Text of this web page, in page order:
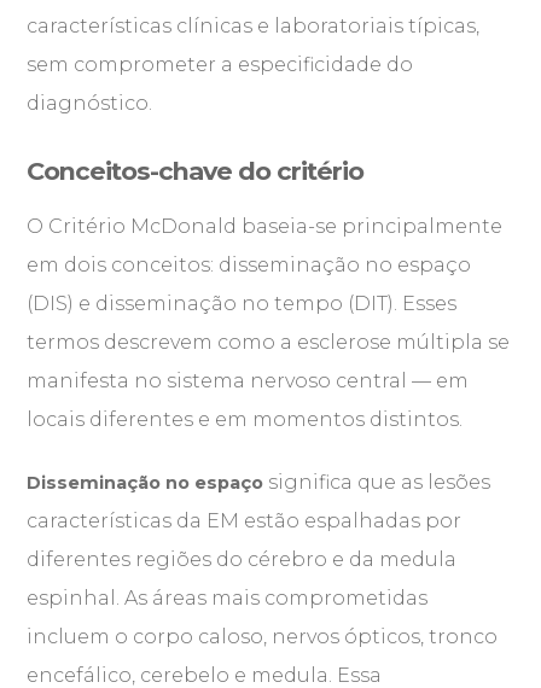
características clínicas e laboratoriais típicas,
sem comprometer a especificidade do
diagnóstico.
Conceitos-chave do critério
O Critério McDonald baseia-se principalmente
em dois conceitos: disseminação no espaço
(DIS) e disseminação no tempo (DIT). Esses
termos descrevem como a esclerose múltipla se
manifesta no sistema nervoso central — em
locais diferentes e em momentos distintos.
Disseminação no espaço significa que as lesões
características da EM estão espalhadas por
diferentes regiões do cérebro e da medula
espinhal. As áreas mais comprometidas
incluem o corpo caloso, nervos ópticos, tronco
encefálico, cerebelo e medula. Essa